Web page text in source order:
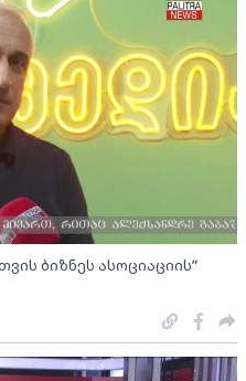
ბიზნეს ასოციაციის”